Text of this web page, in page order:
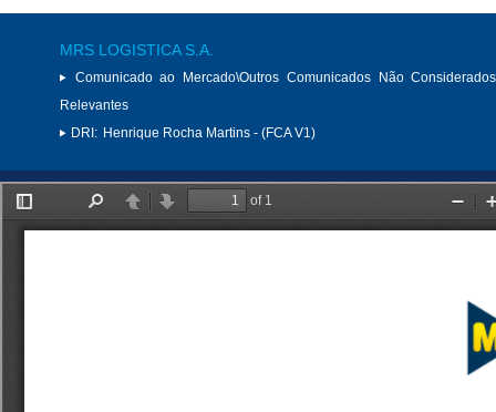
MRS LOGISTICA S.A.
Comunicado ao Mercado\Outros Comunicados Não
Relevantes
DRI: Henrique Rocha Martins - (FCA V1)